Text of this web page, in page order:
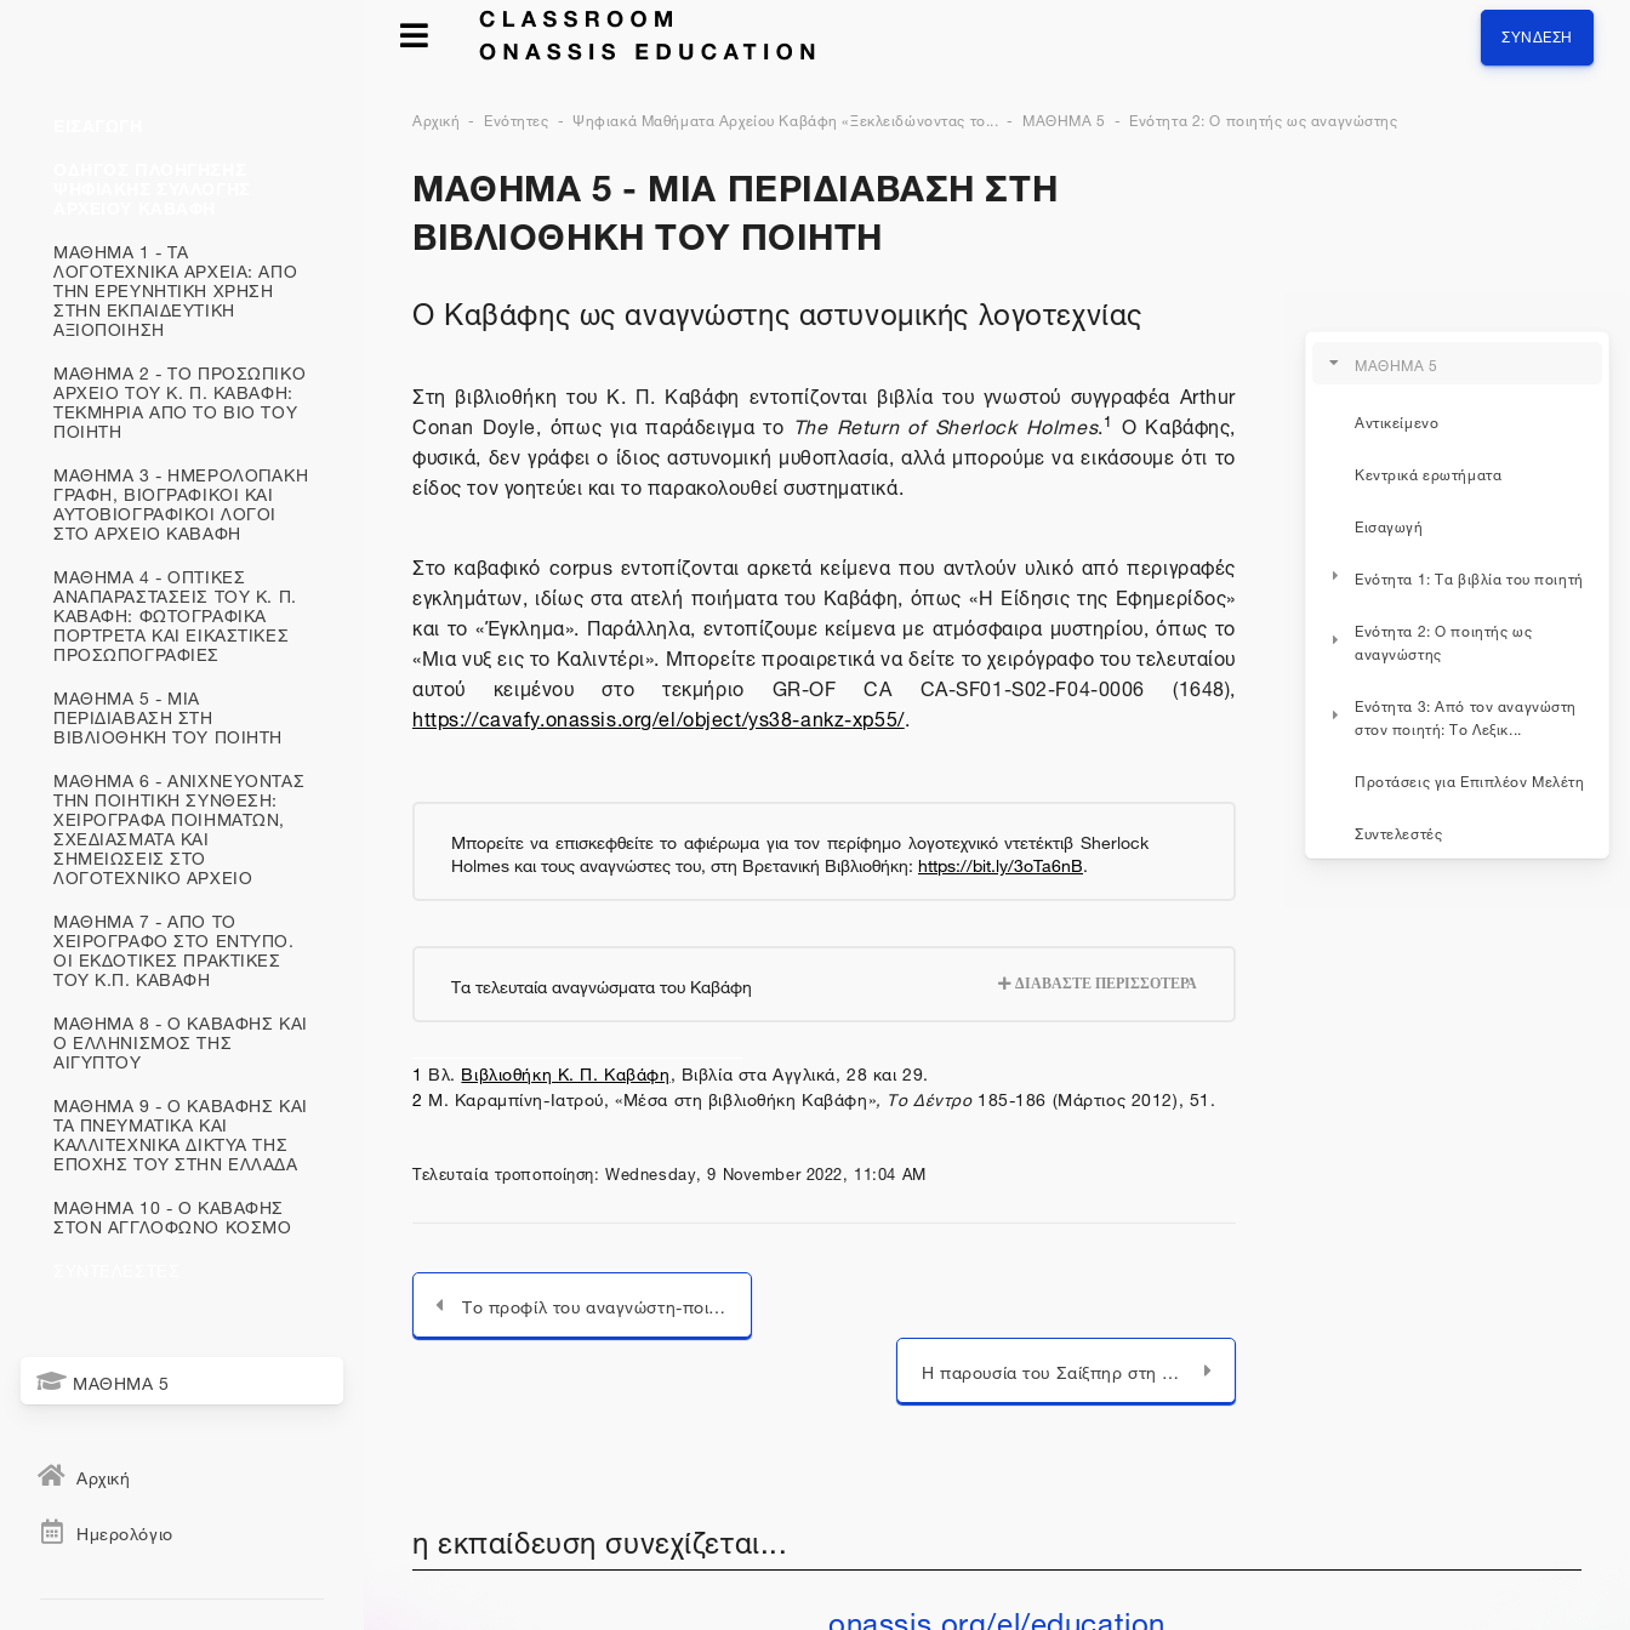
ΣΎΝΔΕΣΗ
Αρχική Ενότητες Ψηφιακά Μαθήματα Αρχείου Καβάφη «Ξεκλειδώνοντας το... ΜΑΘΗΜΑ 5 Ενότητα 2: Ο ποιητής ως αναγνώστης
ΜΑΘΗΜΑ 5 - ΜΙΑ ΠΕΡΙΔΙΑΒΑΣΗ ΣΤΗ
ΒΙΒΛΙΟΘΗΚΗ ΤΟΥ ΠΟΙΗΤΗ
O Καβάφης ως αναγνώστης αστυνομικής λογοτεχνίας
Στη βιβλιοθήκη του Κ. Π. Καβάφη εντοπίζονται βιβλία του γνωστού συγγραφέα Arthur
Conan Doyle, όπως για παράδειγμα το The Return of Sherlock Holmes.1 O Καβάφης,
φυσικά, δεν γράφει ο ίδιος αστυνομική μυθοπλασία, αλλά μπορούμε να εικάσουμε ότι το
είδος τον γοητεύει και το παρακολουθεί συστηματικά.
Στο καβαφικό corpus εντοπίζονται αρκετά κείμενα που αντλούν υλικό από περιγραφές
εγκλημάτων, ιδίως στα ατελή ποιήματα του Καβάφη, όπως «Η Είδησις της Εφημερίδος»
και το «Έγκλημα». Παράλληλα, εντοπίζουμε κείμενα με ατμόσφαιρα μυστηρίου, όπως το
«Μια νυξ εις το Καλιντέρι». Μπορείτε προαιρετικά να δείτε το χειρόγραφο του τελευταίου
αυτού κειμένου στο τεκμήριο GR-OF CA CA-SF01-S02-F04-0006 (1648),
https://cavafy.onassis.org/el/object/ys38-ankz-xp55/.
Μπορείτενα επισκεφθείτε το αφιέρωμα για τον περίφημο λογοτεχνικό ντετέκτιβ Sherlock
Holmes και τους αναγνώστες του, στη Βρετανική Βιβλιοθήκη:https://bit.ly/3oTa6nB.
Τα τελευταία αναγνώσματα του Καβάφη ΔΙΑΒΑΣΤΕ ΠΕΡΙΣΣΟΤΕΡΑ
1 Βλ. Βιβλιοθήκη Κ. Π. Καβάφη, Βιβλία στα Αγγλικά, 28 και 29.
2 Μ. Καραμπίνη-Ιατρού, «Μέσα στη βιβλιοθήκη Καβάφη», Το Δέντρο185-186 (Μάρτιος 2012), 51.
Τελευταία τροποποίηση: Wednesday, 9 November 2022, 11:04 AM
Το προφίλ του αναγνώστη-ποιητή μέσα από τη βιβλιοθήκη του
Η παρουσία του Σαίξπηρ στη βιβλιοθήκη και το αρχείο του Κ. Π. Καβάφη
ΜΑΘΗΜΑ 5
Αντικείμενο
Κεντρικά ερωτήματα
Εισαγωγή
Ενότητα 1: Τα βιβλία του ποιητή
Ενότητα 2: Ο ποιητής ως
αναγνώστης
Ενότητα 3: Από τον αναγνώστη
στον ποιητή: Το Λεξικ...
Προτάσεις για Επιπλέον Μελέτη
Συντελεστές
ΜΑΘΗΜΑ 1 - ΤΑ
ΛΟΓΟΤΕΧΝΙΚΑ ΑΡΧΕΙΑ: ΑΠΟ
ΤΗΝ ΕΡΕΥΝΗΤΙΚΗ ΧΡΗΣΗ
ΣΤΗΝ ΕΚΠΑΙΔΕΥΤΙΚΗ
ΑΞΙΟΠΟΙΗΣΗ
ΜΑΘΗΜΑ 2 - ΤΟ ΠΡΟΣΩΠΙΚΟ
ΑΡΧΕΙΟ ΤΟΥ Κ. Π. ΚΑΒΑΦΗ:
ΤΕΚΜΗΡΙΑ ΑΠΟ ΤΟ ΒΙΟ ΤΟΥ
ΠΟΙΗΤΗ
ΜΑΘΗΜΑ 3 - ΗΜΕΡΟΛΟΓΙΑΚΗ
ΓΡΑΦΗ, ΒΙΟΓΡΑΦΙΚΟΙ ΚΑΙ
ΑΥΤΟΒΙΟΓΡΑΦΙΚOΙ ΛΟΓΟΙ
ΣΤΟ ΑΡΧΕΙΟ ΚΑΒΑΦΗ
ΜΑΘΗΜΑ 4 - ΟΠΤΙΚΕΣ
ΑΝΑΠΑΡΑΣΤΑΣΕΙΣ ΤΟΥ Κ. Π.
ΚΑΒΑΦΗ: ΦΩΤΟΓΡΑΦΙΚΑ
ΠΟΡΤΡΕΤΑ ΚΑΙ ΕΙΚΑΣΤΙΚΕΣ
ΠΡΟΣΩΠΟΓΡΑΦΙΕΣ
ΜΑΘΗΜΑ 5 - ΜΙΑ
ΠΕΡΙΔΙΑΒΑΣΗ ΣΤΗ
ΒΙΒΛΙΟΘΗΚΗ ΤΟΥ ΠΟΙΗΤΗ
ΜΑΘΗΜΑ 6 - ΑΝΙΧΝΕΥΟΝΤΑΣ
ΤΗΝ ΠΟΙΗΤΙΚΗ ΣΥΝΘΕΣΗ:
ΧΕΙΡΟΓΡΑΦΑ ΠΟΙΗΜΑΤΩΝ,
ΣΧΕΔΙΑΣΜΑΤΑ ΚΑΙ
ΣΗΜΕΙΩΣΕΙΣ ΣΤΟ
ΛΟΓΟΤΕΧΝΙΚΟ ΑΡΧΕΙΟ
ΜΑΘΗΜΑ 7 - ΑΠΟ ΤΟ
ΧΕΙΡΟΓΡΑΦΟ ΣΤΟ ΕΝΤΥΠΟ.
ΟΙ ΕΚΔΟΤΙΚΕΣ ΠΡΑΚΤΙΚΕΣ
ΤΟΥ Κ.Π. ΚΑΒΑΦΗ
ΜΑΘΗΜΑ 8 - Ο ΚΑΒΑΦΗΣ ΚΑΙ
Ο ΕΛΛΗΝΙΣΜΟΣ ΤΗΣ
ΑΙΓΥΠΤΟΥ
ΜΑΘΗΜΑ 9 - Ο ΚΑΒΑΦΗΣ ΚΑΙ
ΤΑ ΠΝΕΥΜΑΤΙΚΑ ΚΑΙ
ΚΑΛΛΙΤΕΧΝΙΚΑ ΔΙΚΤΥΑ ΤΗΣ
ΕΠΟΧΗΣ ΤΟΥ ΣΤΗΝ ΕΛΛΑΔΑ
ΜΑΘΗΜΑ 10 - Ο ΚΑΒΑΦΗΣ
ΣΤΟΝ ΑΓΓΛΟΦΩΝΟ ΚΟΣΜΟ
ΜΑΘΗΜΑ 5
Αρχική
Ημερολόγιο
η εκπαίδευση συνεχίζεται...